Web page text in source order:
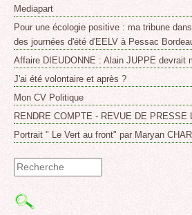
Mediapart
Pour une écologie positive : ma tribune
des journées d'été d'EELV à Pessac
Affaire DIEUDONNE : Alain JUPPE devrait
J'ai été volontaire et après ?
Mon CV Politique
RENDRE COMPTE - REVUE DE PRESSE
Portrait " Le Vert au front" par Maryan
Formulaire
de